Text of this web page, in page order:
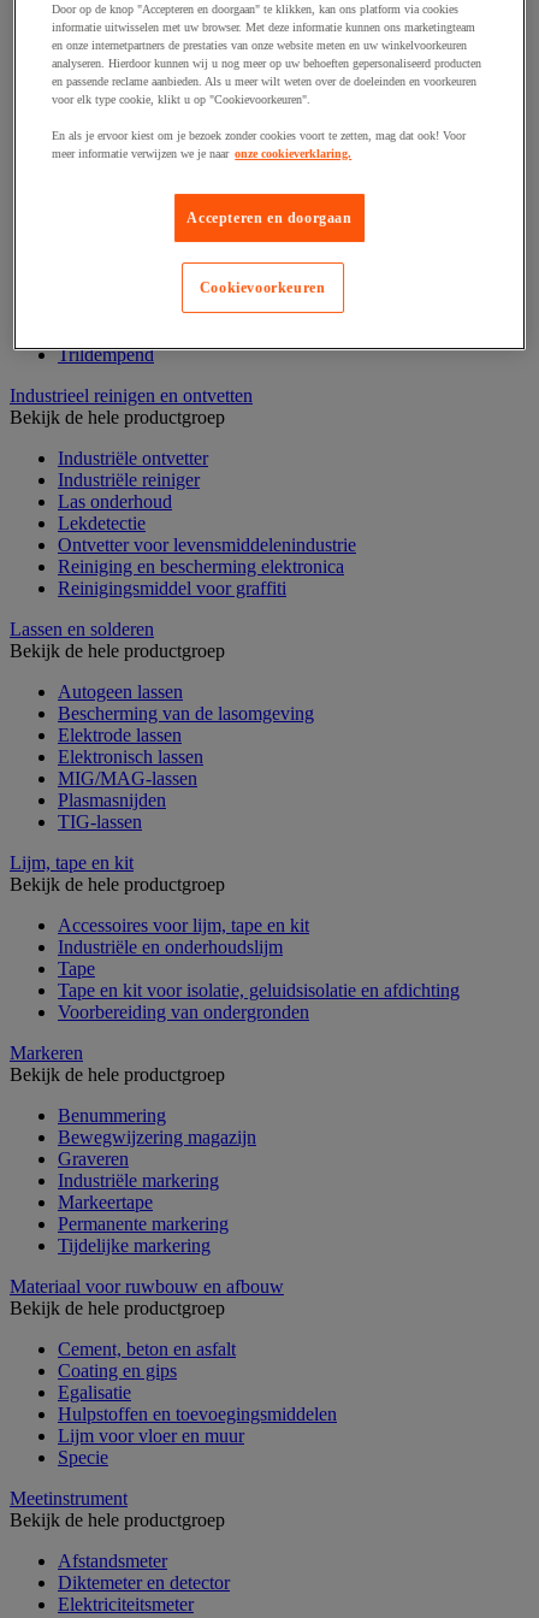
Draadstift
Haak en schroefoog
Hang- en sluitwerk
Ketting en trekkoord
Moer
Plug en pin
Punten, spijkers en nieten
Scharnierpen, -strip en geheng
Sluitknop en handgreep
Trildempend
Industrieel reinigen en ontvetten
Bekijk de hele productgroep
Industriële ontvetter
Industriële reiniger
Las onderhoud
Lekdetectie
Ontvetter voor levensmiddelenindustrie
Reiniging en bescherming elektronica
Reinigingsmiddel voor graffiti
Lassen en solderen
Bekijk de hele productgroep
Autogeen lassen
Bescherming van de lasomgeving
Elektrode lassen
Elektronisch lassen
MIG/MAG-lassen
Plasmasnijden
TIG-lassen
Lijm, tape en kit
Bekijk de hele productgroep
Accessoires voor lijm, tape en kit
Industriële en onderhoudslijm
Tape
Tape en kit voor isolatie, geluidsisolatie en afdichting
Voorbereiding van ondergronden
Markeren
Bekijk de hele productgroep
Benummering
Bewegwijzering magazijn
Graveren
Industriële markering
Markeertape
Permanente markering
Tijdelijke markering
Materiaal voor ruwbouw en afbouw
Bekijk de hele productgroep
Cement, beton en asfalt
Coating en gips
Egalisatie
Hulpstoffen en toevoegingsmiddelen
Lijm voor vloer en muur
Specie
Meetinstrument
Bekijk de hele productgroep
Afstandsmeter
Diktemeter en detector
Elektriciteitsmeter
Door op de knop "Accepteren en doorgaan" te klikken, kan ons platform via cookies
informatie uitwisselen met uw browser. Met deze informatie kunnen ons marketingteam
en onze internetpartners de prestaties van onze website meten en uw winkelvoorkeuren
analyseren. Hierdoor kunnen wij u nog meer op uw behoeften gepersonaliseerd producten
en passende reclame aanbieden. Als u meer wilt weten over de doeleinden en voorkeuren
voor elk type cookie, klikt u op "Cookievoorkeuren".
En als je ervoor kiest om je bezoek zonder cookies voort te zetten, mag dat ook! Voor
meer informatie verwijzen we je naar onze cookieverklaring.
Accepteren en doorgaan
Cookievoorkeuren